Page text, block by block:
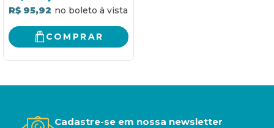
R$ 95,92
COMPRAR
Cadastre-se em nossa newsletter